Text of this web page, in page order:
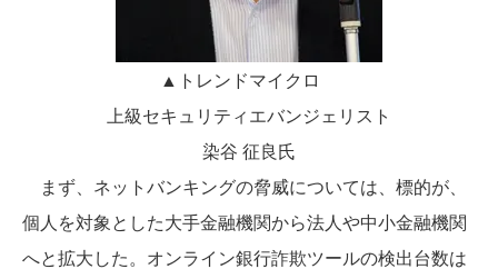
▲トレンドマイクロ
上級セキュリティエバンジェリスト
染谷 征良氏
まず、ネットバンキングの脅威については、標的が、
個人を対象とした大手金融機関から法人や中小金融機関
へと拡大した。オンライン銀行詐欺ツールの検出台数は